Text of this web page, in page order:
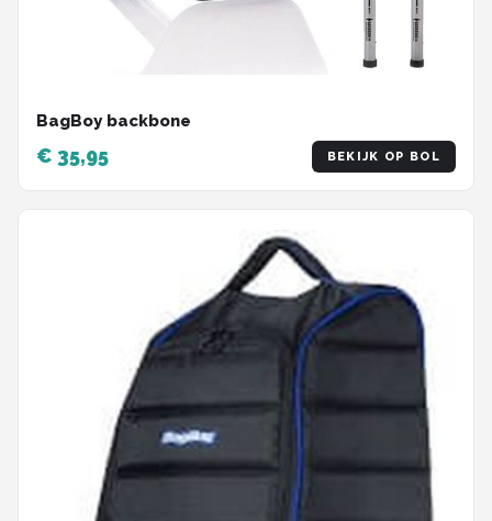
BagBoy backbone
€ 35,95 BEKIJK OP BOL